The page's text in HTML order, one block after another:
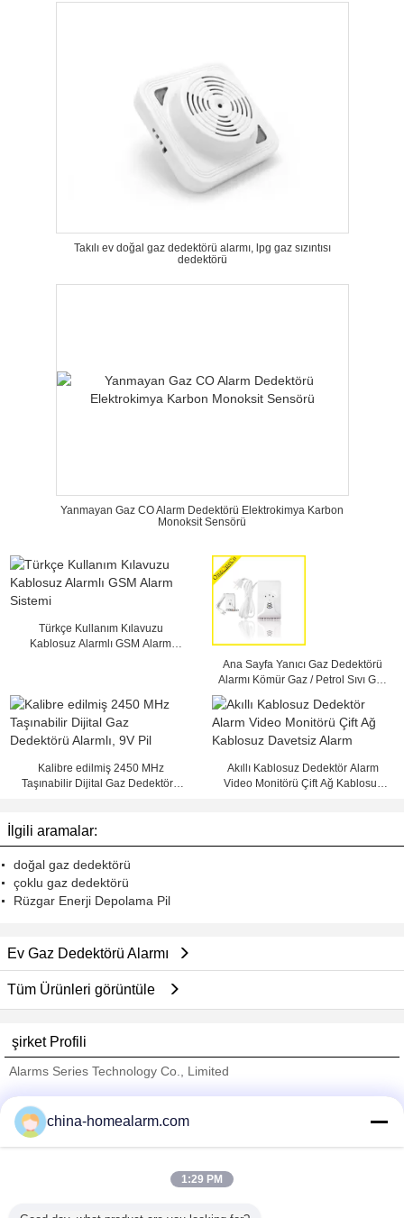
Takılı ev doğal gaz dedektörü alarmı, lpg gaz sızıntısı
dedektörü
Yanmayan Gaz CO Alarm Dedektörü Elektrokimya Karbon
Monoksit Sensörü
Türkçe Kullanım Kılavuzu
Kablosuz Alarmlı GSM Alarm
Ana Sayfa Yanıcı Gaz Dedektörü
Alarmı Kömür Gaz / Petrol Sıvı Gaz
Kalibre edilmiş 2450 MHz
Taşınabilir Dijital Gaz Dedektörü
Akıllı Kablosuz Dedektör Alarm
Video Monitörü Çift Ağ Kablosuz
İlgili aramalar:
doğal gaz dedektörü
çoklu gaz dedektörü
Rüzgar Enerji Depolama Pil
Ev Gaz Dedektörü Alarmı
Tüm Ürünleri görüntüle
şirket Profili
Alarms Series Technology Co., Limited
Trust Seal
Verified Suplier
china-homealarm.com
1:29 PM